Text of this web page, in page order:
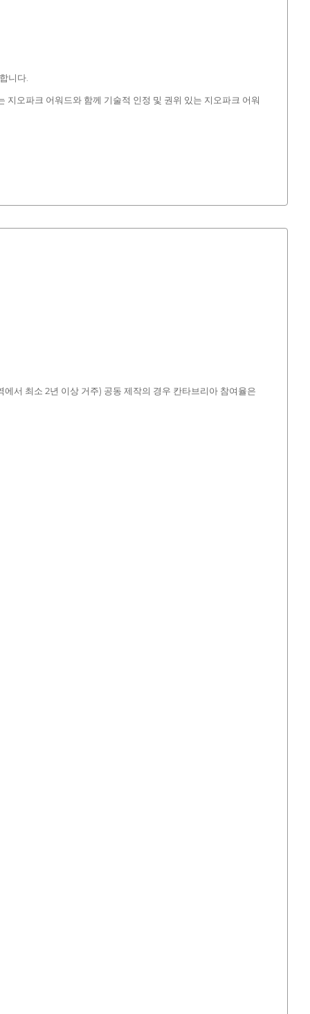
니다.
오파크 어워드와 함께 기술적 인정 및 권위 있는 지오파크 어워
서 최소 2년 이상 거주) 공동 제작의 경우 칸타브리아 참여율은